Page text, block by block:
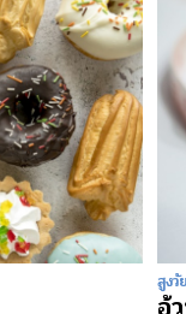
สูงวั